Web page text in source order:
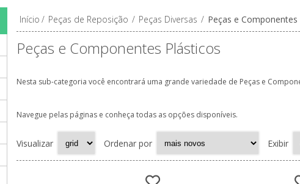
Início / Peças de Reposição / Peças Diversas / Peças e Componentes
Peças e Componentes Plásticos
Nesta sub-categoria você encontrará uma grande variedade de Peças e
Navegue pelas páginas e conheça todas as opções disponíveis.
Visualizar Ordenar por Exibir